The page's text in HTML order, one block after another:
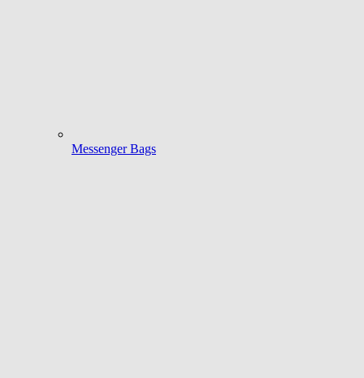
Messenger Bags